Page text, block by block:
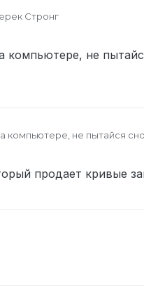
Стронг
его через @) @1000-7
после этого не правильно
твои планы на игру и то,
компьютере, не
компьютере, не пытайся
продает кривые